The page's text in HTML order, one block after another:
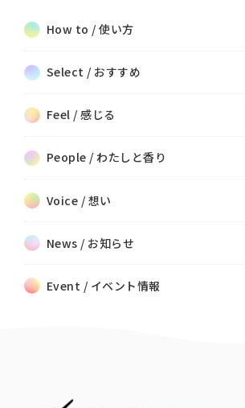
How to / 使い方
Select / おすすめ
Feel / 感じる
People / わたしと香り
Voice / 想い
News / お知らせ
Event / イベント情報